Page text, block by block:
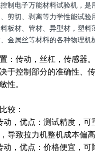
制电子万能材料试验机，是
剪切、剥离等力学性能试验
板材、管材、异型材，塑料
金属丝等材料的各种物理机
：传动，丝杠，传感器
于控制部分的准确性、
性。
较：
，优点：测试精度，可
导致拉力机整机成本偏高
，优点：价格便宜，可